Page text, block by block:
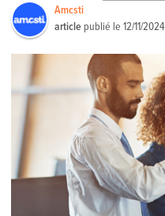
Amcsti
article publié le12/11/2024